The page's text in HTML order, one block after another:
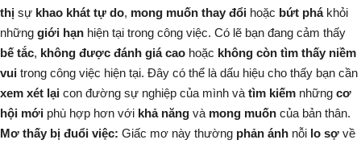
thị sự khao khát tự do, mong muốn thay đổi hoặc bứt phákhỏi
những giới hạn hiện tại trong công việc. Có lẽ bạn đang cảm thấy
bế tắc, không được đánh giá cao hoặc không còn tìm thấy niềm
vui trong công việc hiện tại. Đây có thể là dấu hiệu cho thấy bạn cần
xem xét lại con đường sự nghiệp của mình và tìm kiếm những cơ
hội mới phù hợp hơn với khả năng và mong muốn của bản thân.
Mơ thấy bị đuổi việc: Giấc mơ này thường phản ánh nỗi lo sợ về